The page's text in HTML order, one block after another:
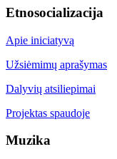
Etnosocializacija
Apie iniciatyvą
Užsiėmimų aprašymas
Dalyvių atsiliepimai
Projektas spaudoje
Muzika